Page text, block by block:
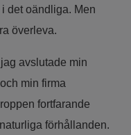
det oändliga. Men
överleva.
avslutade min
min firma
fortfarande
förhållanden.